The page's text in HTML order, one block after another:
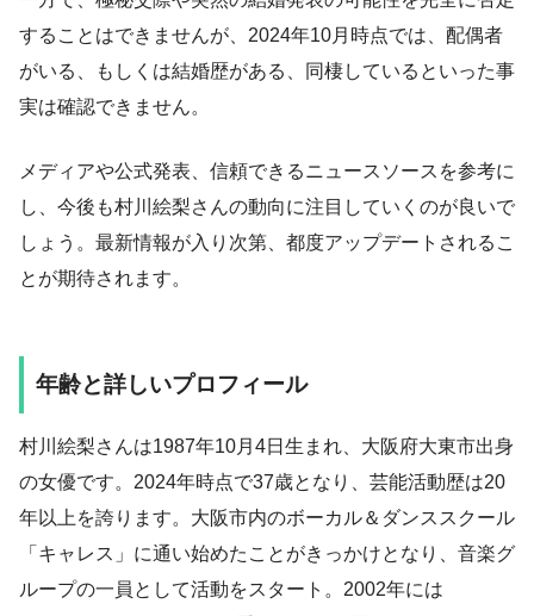
することはできませんが、2024年10月時点では、配偶者
がいる、もしくは結婚歴がある、同棲しているといった事
実は確認できません。
メディアや公式発表、信頼できるニュースソースを参考に
し、今後も村川絵梨さんの動向に注目していくのが良いで
しょう。最新情報が入り次第、都度アップデートされるこ
とが期待されます。
年齢と詳しいプロフィール
村川絵梨さんは1987年10月4日生まれ、大阪府大東市出身
の女優です。2024年時点で37歳となり、芸能活動歴は20
年以上を誇ります。大阪市内のボーカル＆ダンススクール
「キャレス」に通い始めたことがきっかけとなり、音楽グ
ループの一員として活動をスタート。2002年には